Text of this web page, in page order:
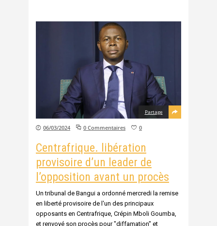
Partage
06/03/2024 0 Commentaires 0
Centrafrique. libération
provisoire d’un leader de
l’opposition avant un procès
Un tribunal de Bangui a ordonné mercredi la remise
en liberté provisoire de l'un des principaux
opposants en Centrafrique, Crépin Mboli Goumba,
et renvoyé son procès pour "diffamation" et